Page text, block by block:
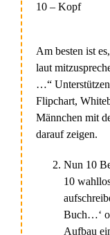
10 – Kopf
Am besten ist
laut
…“
Flipchart,
Männchen mit
darauf zeigen.
Nun 10
10
Buch…‘
Aufbau